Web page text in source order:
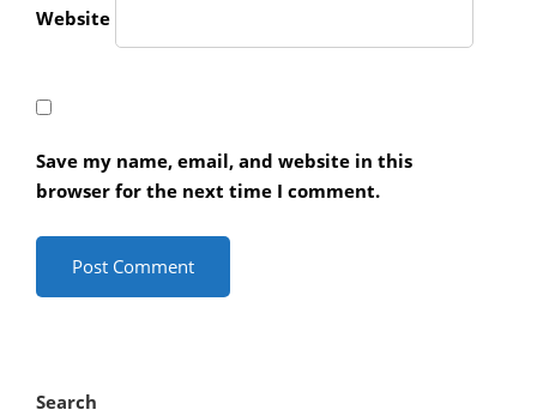
Website
Save my name, email, and website in this
browser for the next time I comment.
Search